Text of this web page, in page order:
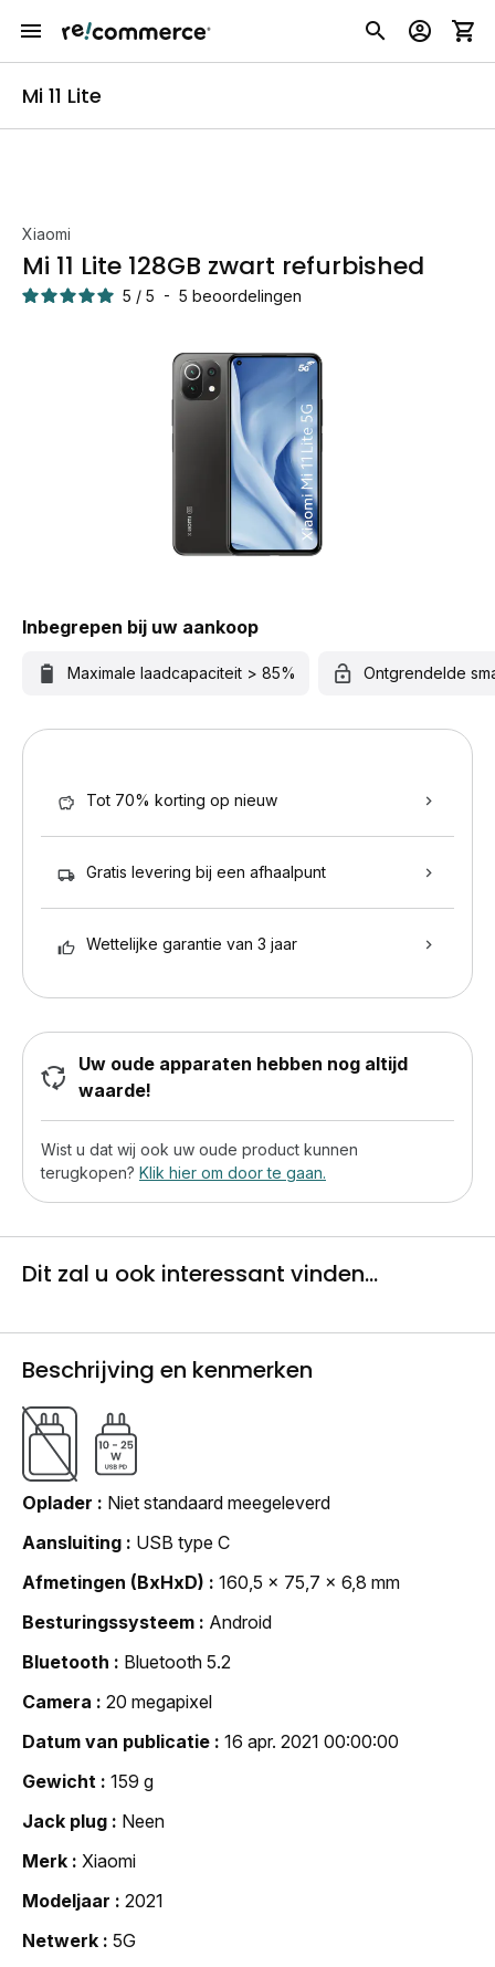
Mi 11 Lite
Xiaomi
Mi 11 Lite 128GB zwart refurbished
5 / 5 - 5 beoordelingen
Inbegrepen bij uw aankoop
Maximale laadcapaciteit > 85% Ontgrendelde
Tot 70% korting op nieuw
Gratis levering bij een afhaalpunt
Wettelijke garantie van 3 jaar
Uw oude apparaten hebben nog altijd
waarde!
Wist u dat wij ook uw oude product kunnen
terugkopen? Klik hier om door te gaan.
Dit zal u ook interessant vinden...
Beschrijving en kenmerken
Oplader
Niet standaard meegeleverd
Aansluiting
USB type C
Afmetingen (BxHxD)
160,5 x 75,7 x 6,8 mm
Besturingssysteem
Android
Bluetooth
Bluetooth 5.2
Camera
20 megapixel
Datum van publicatie
16 apr. 2021 00:00:00
Gewicht
159 g
Jack plug
Neen
Merk
Xiaomi
Modeljaar
2021
Netwerk
5G